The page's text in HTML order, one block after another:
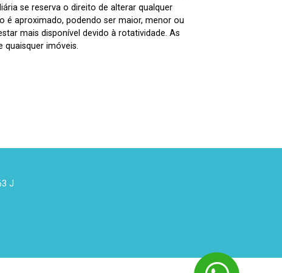
se reserva o direito de alterar qualquer
é aproximado, podendo ser maior, menor ou
mais disponível devido à rotatividade. As
imóveis.
J